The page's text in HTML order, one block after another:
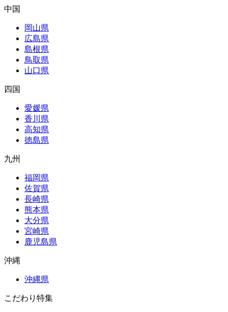
中国
岡山県
広島県
島根県
鳥取県
山口県
四国
愛媛県
香川県
高知県
徳島県
九州
福岡県
佐賀県
長崎県
熊本県
大分県
宮崎県
鹿児島県
沖縄
沖縄県
こだわり特集